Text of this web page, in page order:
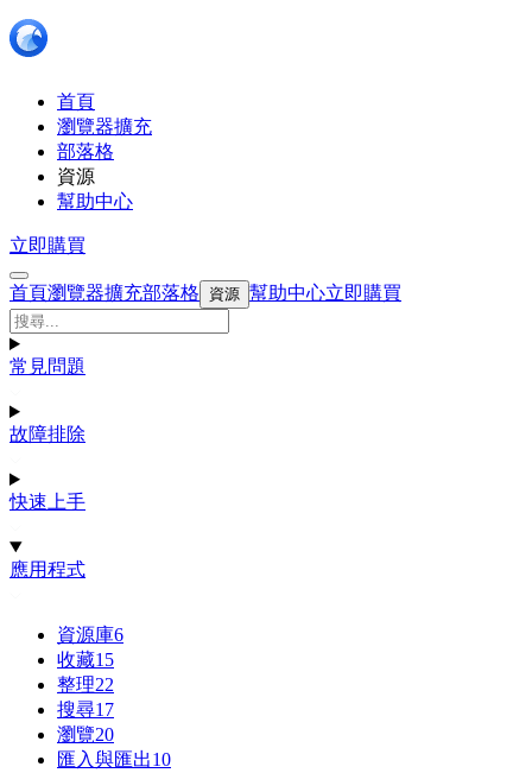
首頁
瀏覽器擴充
部落格
資源
幫助中心
立即購買
首頁瀏覽器擴充部落格 資源 幫助中心立即購買
常見問題
故障排除
快速上手
應用程式
資源庫6
收藏15
整理22
搜尋17
瀏覽20
匯入與匯出10